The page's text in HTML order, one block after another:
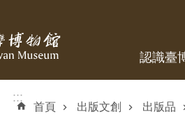
認識臺
:::
首頁 出版文創 出版品